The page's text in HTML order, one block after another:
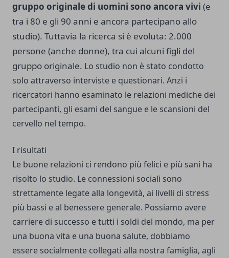
gruppo originale di uomini sono ancora vivi (e
tra i 80 e gli 90 anni e ancora partecipano allo
studio). Tuttavia la ricerca si è evoluta: 2.000
persone (anche donne), tra cui alcuni figli del
gruppo originale. Lo studio non è stato condotto
solo attraverso interviste e questionari. Anzi i
ricercatori hanno esaminato le relazioni mediche dei
partecipanti, gli esami del sangue e le scansioni del
cervello nel tempo.
I risultati
Le buone relazioni ci rendono più felici e più sani ha
risolto lo studio. Le connessioni sociali sono
strettamente legate alla longevità, ai livelli di stress
più bassi e al benessere generale. Possiamo avere
carriere di successo e tutti i soldi del mondo, ma per
una buona vita e una buona salute, dobbiamo
essere socialmente collegati alla nostra famiglia, agli